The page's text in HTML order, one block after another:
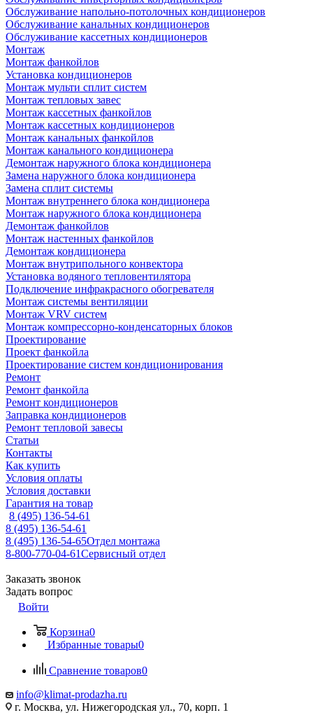
Обслуживание напольно-потолочных кондиционеров
Обслуживание канальных кондиционеров
Обслуживание кассетных кондиционеров
Монтаж
Монтаж фанкойлов
Установка кондиционеров
Монтаж мульти сплит систем
Монтаж тепловых завес
Монтаж кассетных фанкойлов
Монтаж кассетных кондиционеров
Монтаж канальных фанкойлов
Монтаж канального кондиционера
Демонтаж наружного блока кондиционера
Замена наружного блока кондиционера
Замена сплит системы
Монтаж внутреннего блока кондиционера
Монтаж наружного блока кондиционера
Демонтаж фанкойлов
Монтаж настенных фанкойлов
Демонтаж кондиционера
Монтаж внутрипольного конвектора
Установка водяного тепловентилятора
Подключение инфракрасного обогревателя
Монтаж системы вентиляции
Монтаж VRV систем
Монтаж компрессорно-конденсаторных блоков
Проектирование
Проект фанкойла
Проектирование систем кондиционирования
Ремонт
Ремонт фанкойла
Ремонт кондиционеров
Заправка кондиционеров
Ремонт тепловой завесы
Статьи
Контакты
Как купить
Условия оплаты
Условия доставки
Гарантия на товар
8 (495) 136-54-61
8 (495) 136-54-61
8 (495) 136-54-65Отдел монтажа
8-800-770-04-61Сервисный отдел
Заказать звонок
Задать вопрос
Войти
Корзина0
Избранные товары0
Сравнение товаров0
info@klimat-prodazha.ru
г. Москва, ул. Нижегородская ул., 70, корп. 1